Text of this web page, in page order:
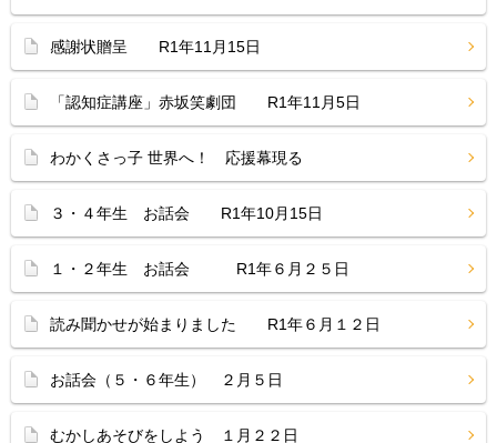
感謝状贈呈 R1年11月15日
「認知症講座」赤坂笑劇団 R1年11月5日
わかくさっ子 世界へ！ 応援幕現る
３・４年生 お話会 R1年10月15日
１・２年生 お話会 R1年６月２５日
読み聞かせが始まりました R1年６月１２日
お話会（５・６年生） ２月５日
むかしあそびをしよう １月２２日